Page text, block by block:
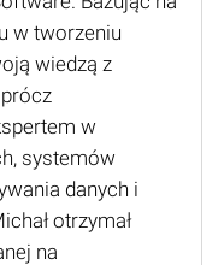
w tworzeniu
wiedzą z
w
systemów
danych i
otrzymał
na